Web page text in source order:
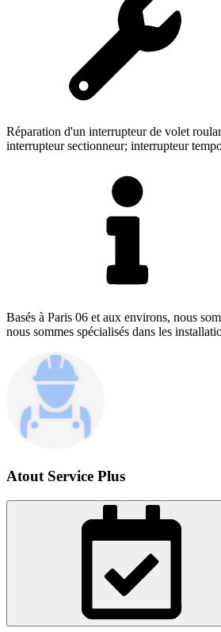
Réparation d'un interrupteur de volet
interrupteur sectionneur; interrupteur
Basés à Paris 06 et aux environs, nous
nous sommes spécialisés dans les
Atout Service Plus